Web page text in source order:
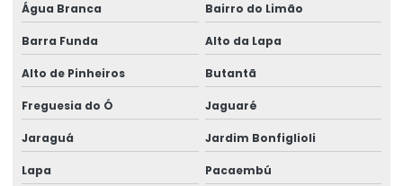
Desembaraço aduaneiro de mercadoria importada
Desembaraço aduaneiro de mercadorias
Desembaraço aduaneiro parcial
Água Branca Bairro do Limão
Barra Funda Alto da Lapa
Alto de Pinheiros Butantã
Freguesia do Ó Jaguaré
Jaraguá Jardim Bonfiglioli
Lapa Pacaembú